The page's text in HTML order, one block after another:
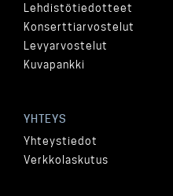
Lehdistötiedotteet
Konserttiarvostelut
Levyarvostelut
Kuvapankki
YHTEYS
Yhteystiedot
Verkkolaskutus